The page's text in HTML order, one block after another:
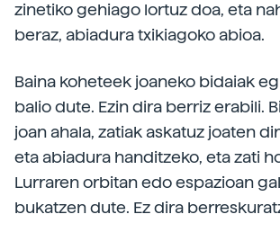
zinetiko gehiago lortuz doa, eta
beraz, abiadura txikiagoko abioa.
Baina koheteek joaneko bidaiak
balio dute. Ezin dira berriz erabili.
joan ahala, zatiak askatuz joaten
eta abiadura handitzeko, eta zati
Lurraren orbitan edo espazioan
bukatzen dute. Ez dira